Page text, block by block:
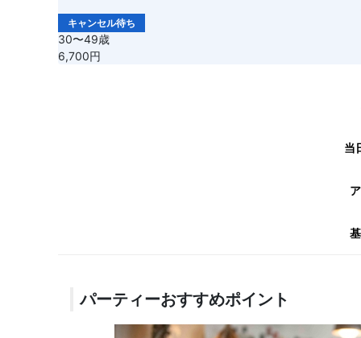
キャンセル待ち
30〜49歳
6,700円
当
パーティーおすすめポイント